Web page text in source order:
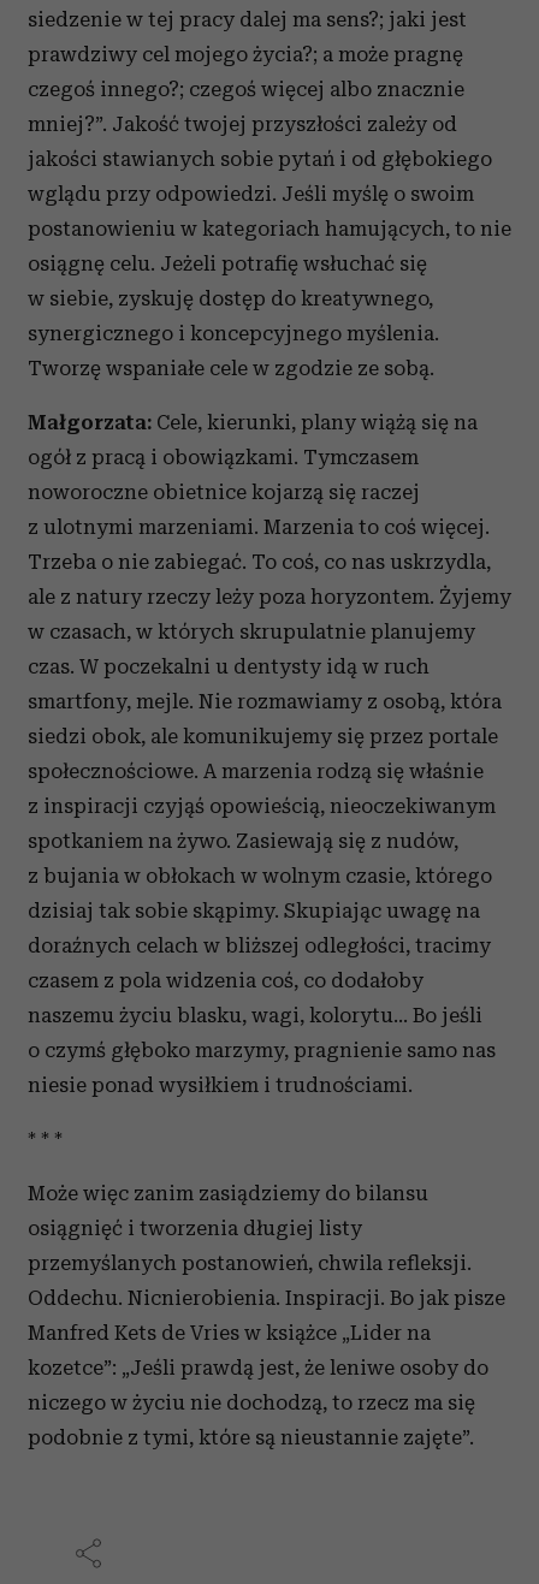
siedzenie w tej pracy dalej ma sens?; jaki jest
prawdziwy cel mojego życia?; a może pragnę
czegoś innego?; czegoś więcej albo znacznie
mniej?”. Jakość twojej przyszłości zależy od
jakości stawianych sobie pytań i od głębokiego
wglądu przy odpowiedzi. Jeśli myślę o swoim
postanowieniu w kategoriach hamujących, to nie
osiągnę celu. Jeżeli potrafię wsłuchać się
w siebie, zyskuję dostęp do kreatywnego,
synergicznego i koncepcyjnego myślenia.
Tworzę wspaniałe cele w zgodzie ze sobą.
Małgorzata: Cele, kierunki, plany wiążą się na
ogół z pracą i obowiązkami. Tymczasem
noworoczne obietnice kojarzą się raczej
z ulotnymi marzeniami. Marzenia to coś więcej.
Trzeba o nie zabiegać. To coś, co nas uskrzydla,
ale z natury rzeczy leży poza horyzontem. Żyjemy
w czasach, w których skrupulatnie planujemy
czas. W poczekalni u dentysty idą w ruch
smartfony, mejle. Nie rozmawiamy z osobą, która
siedzi obok, ale komunikujemy się przez portale
społecznościowe. A marzenia rodzą się właśnie
z inspiracji czyjąś opowieścią, nieoczekiwanym
spotkaniem na żywo. Zasiewają się z nudów,
z bujania w obłokach w wolnym czasie, którego
dzisiaj tak sobie skąpimy. Skupiając uwagę na
doraźnych celach w bliższej odległości, tracimy
czasem z pola widzenia coś, co dodałoby
naszemu życiu blasku, wagi, kolorytu… Bo jeśli
o czymś głęboko marzymy, pragnienie samo nas
niesie ponad wysiłkiem i trudnościami.
* * *
Może więc zanim zasiądziemy do bilansu
osiągnięć i tworzenia długiej listy
przemyślanych postanowień, chwila refleksji.
Oddechu. Nicnierobienia. Inspiracji. Bo jak pisze
Manfred Kets de Vries w książce „Lider na
kozetce”: „Jeśli prawdą jest, że leniwe osoby do
niczego w życiu nie dochodzą, to rzecz ma się
podobnie z tymi, które są nieustannie zajęte”.